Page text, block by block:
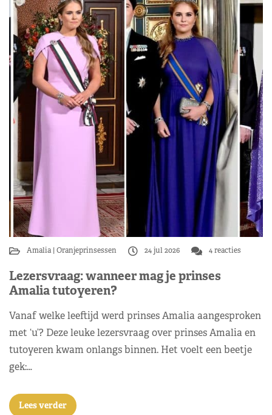
Amalia Oranjeprinsessen 24 jul 2026 4 reacties
Lezersvraag: wanneer mag je prinses
Amalia tutoyeren?
Vanaf welke leeftijd werd prinses Amalia aangesproken
met ‘u’? Deze leuke lezersvraag over prinses Amalia en
tutoyeren kwam onlangs binnen. Het voelt een beetje
gek:…
Lees verder